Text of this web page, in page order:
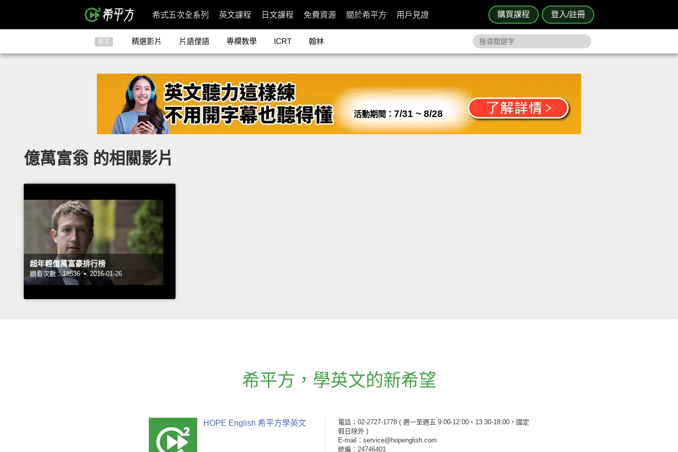
購買課程 登入/註冊
希式五次全系列 英文課程 日文課程 免費資源 關於希平方 用戶見證
英文 精選影片 片語俚語 專欄教學 ICRT 翰林
活動期間： 7/31 ~ 8/28
億萬富翁 的相關影片
超年輕億萬富豪排行榜
觀看次數：18536 • 2016-01-26
希平方 ， 學英文的新希望
HOPE English 希平方學英文 電話：02-2727-1778 ( 週一至週五 9:00-12:00、13:30-18:00，國定
假日除外 )
E-mail：service@hopenglish.com
統編：24746401